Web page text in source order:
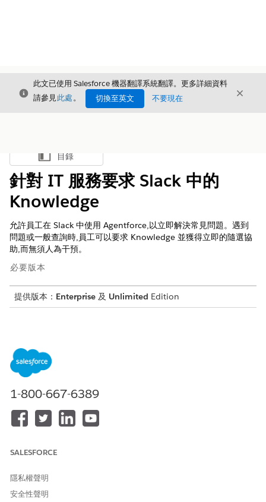
結束
此文已使用 Salesforce 機器翻譯系統翻譯。更多詳細資料
請參見此處。 切換至英文 不要現在 結束
顯示目錄
目錄
針對 IT 服務要求 Slack 中的
Knowledge
允許員工在 Slack 中使用 Agentforce,以立即解決常見問題。遇到
問題或一般查詢時,員工可以要求 Knowledge 並獲得立即的隨選協
助,而無須人為干預。
必要版本
提供版本： Enterprise 及 Unlimited Edition
員工在嘗試尋找基本 IT 資訊 (例如密碼要求、VPN 問題等) 時,經常
會遇到高度摩擦。他們必須離開 Slack 中的工作流程,才能瀏覽至個
別的 Knowledge 庫,在該處,他們通常會遇到包含資訊過載的長篇一
會為常見且可解決的問題建立瓶頸。
解決方案
問題。
答。
內容相關與引導式協助:AI 助理可以詢問說明問題,以提供與使用
1-800-667-6389
SALESFORCE
隱私權聲明
安全性聲明